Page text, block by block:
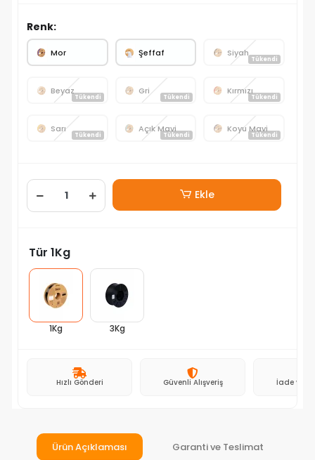
Renk:
Mor Şeffaf Siyah
Tükendi
Beyaz
Tükendi
Gri
Tükendi
Kırmızı
Tükendi
Sarı
Tükendi
Açık Mavi
Tükendi
Koyu Mavi
Tükendi
Ekle
Tür 1Kg
1Kg 3Kg
Hızlı Gönderi Güvenli Alışveriş İade ve
Ürün Açıklaması Garanti ve Teslimat